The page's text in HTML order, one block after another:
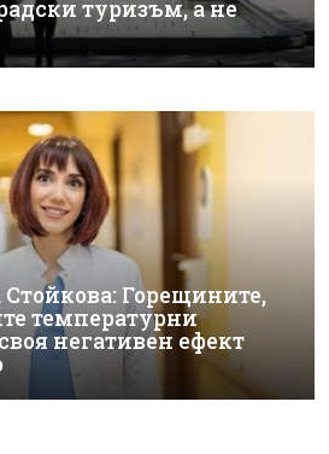
туризъм, а не
Горещините,
температурни
негативен ефект